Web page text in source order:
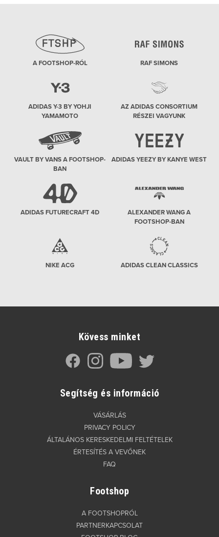
A FOOTSHOP-RÓL RAF SIMONS
ADIDAS Y-3 BY YOHJI
YAMAMOTO
AZ ADIDAS CONSORTIUM
RÉSZEI VAGYUNK
VAULT BY VANS A FOOTSHOP-
BAN
ADIDAS YEEZY BY KANYE WEST
ADIDAS FUTURECRAFT 4D
ALEXANDER WANG A
FOOTSHOP-BAN
NIKE ACG ADIDAS CLEAN CLASSICS
Kövess minket
Segítség és információ
VÁSÁRLÁS
PRIVACY POLICY
ÁLTALÁNOS KERESKEDELMI FELTÉTELEK
ÉRTESÍTÉS A VEVŐNEK
FAQ
Footshop
A FOOTSHOPRÓL
PARTNERKAPCSOLAT